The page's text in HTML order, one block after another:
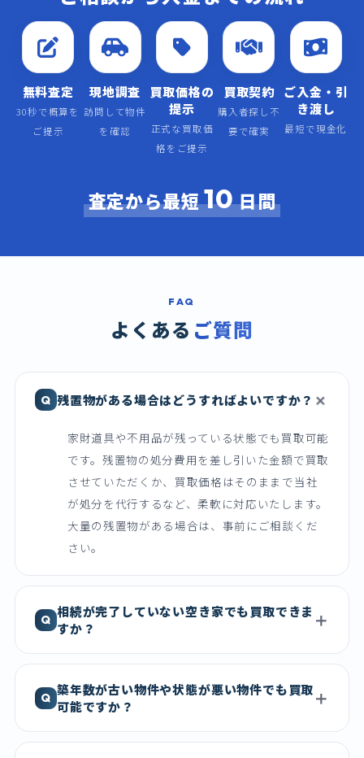
無料査定
30秒で概算を
ご提示
現地調査
訪問して物件
を確認
買取価格の
提示
正式な買取価
格をご提示
買取契約
購入者探し不
要で確実
ご入金・引
き渡し
最短で現金化
査定から最短10日間
FAQ
よくある ご質問
残置物がある場合はどうすればよいですか？
家財道具や不用品が残っている状態でも買取可能
です。残置物の処分費用を差し引いた金額で買取
させていただくか、買取価格はそのままで当社
が処分を代行するなど、柔軟に対応いたします。
大量の残置物がある場合は、事前にご相談くだ
さい。
相続が完了していない空き家でも買取できま
すか？
築年数が古い物件や状態が悪い物件でも買取
可能ですか？